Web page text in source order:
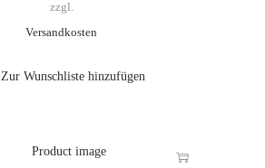
zzgl.
Versandkosten
Zur Wunschliste hinzufügen